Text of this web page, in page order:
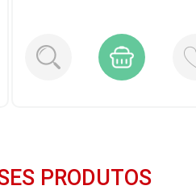
PRODUTOS